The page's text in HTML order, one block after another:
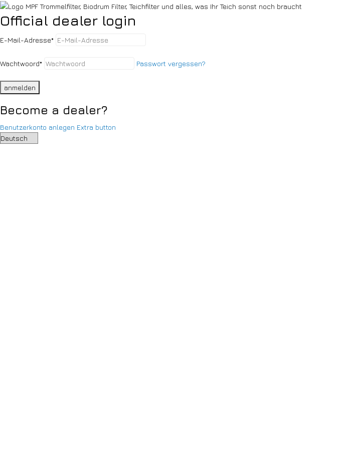
Official dealer login
E-Mail-Adresse*
Wachtwoord* Passwort vergessen?
anmelden
Become a dealer?
Benutzerkonto anlegen Extra button